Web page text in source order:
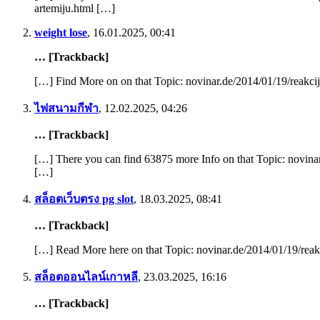
Закулисна игра владике Лонгина – Фанарски Лонгин
Posted 7 година ago
Чудан је животни пут владике Лонгина. Сав његов живот је
Read More
Владика СПЦ против Гидеона Грајфа
Posted 7 година ago
Владика СПЦ Јован Ћулибрк назвао је израелског
Read More
artemiju.html […]
weight lose, 16.01.2025, 00:41
… [Trackback]
[…] Find More on on that Topic: novinar.de/2014/01/19/
ไฟสนามกีฬา, 12.02.2025, 04:26
… [Trackback]
[…] There you can find 63875 more Info on that Topic:
[…]
สล็อตเว็บตรง pg slot, 18.03.2025, 08:41
… [Trackback]
[…] Read More here on that Topic: novinar.de/2014/01/19/
สล็อตออนไลน์เกาหลี, 23.03.2025, 16:16
… [Trackback]